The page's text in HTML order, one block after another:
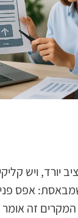
יורד, ויש
אפס
זה